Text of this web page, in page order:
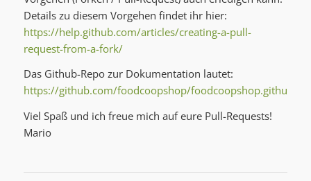
Details zu diesem Vorgehen findet ihr hier:
https://help.github.com/articles/creating-a-pull-
request-from-a-fork/
Das Github-Repo zur Dokumentation lautet:
https://github.com/foodcoopshop/foodcoopshop.github.io
Viel Spaß und ich freue mich auf eure Pull-Requests!
Mario